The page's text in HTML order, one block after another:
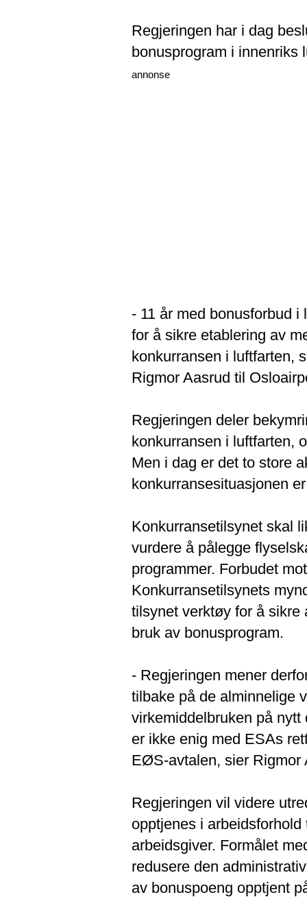
Regjeringen har i dag
bonusprogram i innenriks
annonse
- 11 år med bonusforbud
for å sikre etablering av
konkurransen i luftfarten,
Rigmor Aasrud til
Regjeringen deler
konkurransen i luftfarten,
Men i dag er det to store
konkurransesituasjonen
Konkurransetilsynet skal
vurdere å pålegge
programmer. Forbudet
Konkurransetilsynets
tilsynet verktøy for å sikre
bruk av bonusprogram.
- Regjeringen mener
tilbake på de alminnelige
virkemiddelbruken på
er ikke enig med ESAs
EØS-avtalen, sier Rigmor
Regjeringen vil videre
opptjenes i
arbeidsgiver. Formålet
redusere den
av bonuspoeng opptjent